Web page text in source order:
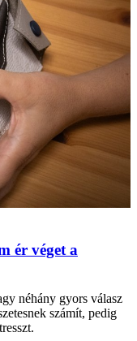
ér véget a
néhány gyors válasz
számít, pedig